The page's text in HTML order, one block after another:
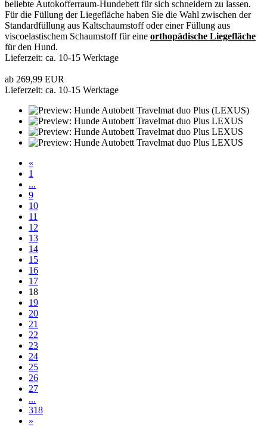
beliebte Autokofferraum-Hundebett für sich schneidern zu lassen.
Für die Füllung der Liegefläche haben Sie die Wahl zwischen der
Standardfüllung aus Kaltschaumstoff oder einer Füllung aus
viscoelastischem Schaumstoff für eine orthopädische Liegefläche
für den Hund.
Lieferzeit: ca. 10-15 Werktage
ab 269,99 EUR
Lieferzeit: ca. 10-15 Werktage
«
1
...
9
10
11
12
13
14
15
16
17
18
19
20
21
22
23
24
25
26
27
...
318
»